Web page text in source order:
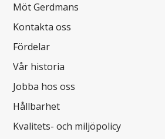
Möt Gerdmans
Kontakta oss
Fördelar
Vår historia
Jobba hos oss
Hållbarhet
Kvalitets- och miljöpolicy